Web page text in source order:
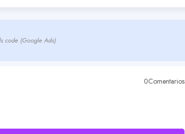
code (Google Ads)
0Comentarios